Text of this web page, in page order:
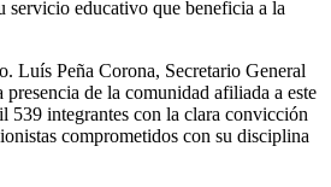
servicio educativo que beneficia a la
Luís Peña Corona, Secretario General
de la comunidad afiliada a este
539 integrantes con la clara convicción
comprometidos con su disciplina